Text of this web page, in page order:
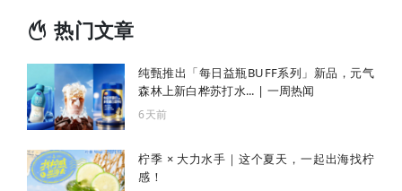
热门文章
纯甄推出「每日益瓶BUFF系列」新品，元气
森林上新白桦苏打水... | 一周热闻
6天前
柠季 × 大力水手｜这个夏天，一起出海找柠
感！